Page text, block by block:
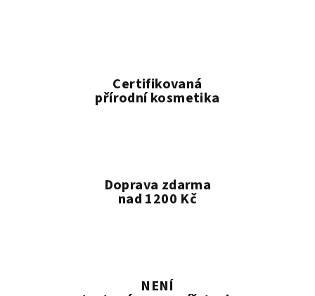
Certifikovaná
přírodní kosmetika
Doprava zdarma
nad 1200 Kč
NENÍ